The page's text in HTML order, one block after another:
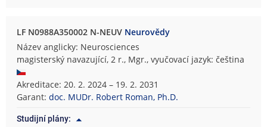
LF N0988A350002 N-NEUV Neurovědy
Název anglicky: Neurosciences
magisterský navazující, 2 r., Mgr., vyučovací jazyk: čeština
Akreditace: 20. 2. 2024 – 19. 2. 2031
Garant:doc. MUDr. Robert Roman, Ph.D.
Studijní plány: